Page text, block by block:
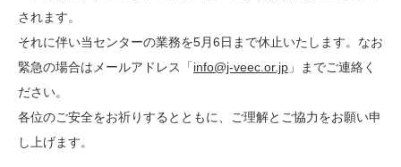
されます。
それに伴い当センターの業務を5月6日まで休止いたします。なお
緊急の場合はメールアドレス「info@j-veec.or.jp 」までご連絡く
ださい。
各位のご安全をお祈りするとともに、ご理解とご協力をお願い申
し上げます。